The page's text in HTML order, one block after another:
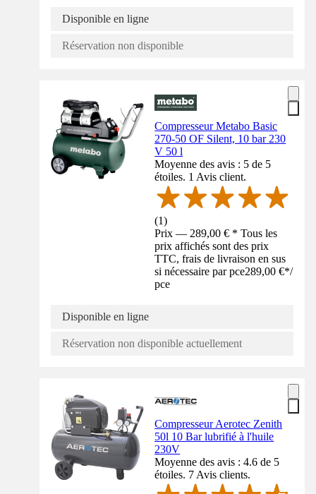
Disponible en ligne
Réservation non disponible
Compresseur Metabo Basic
270-50 OF Silent, 10 bar 230
V 50 l
Moyenne des avis : 5 de 5
étoiles. 1 Avis client.
(1)
Prix — 289,00 € * Tous les
prix affichés sont des prix
TTC, frais de livraison en sus
si nécessaire par pce289,00 €*/
pce
Disponible en ligne
Réservation non disponible actuellement
Compresseur Aerotec Zenith
50l 10 Bar lubrifié à l'huile
230V
Moyenne des avis : 4.6 de 5
étoiles. 7 Avis clients.